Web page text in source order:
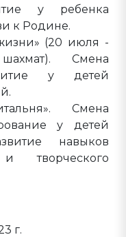
у ребенка
к Родине.
(20 июля -
Смена
у детей
Смена
у детей
навыков
творческого
г.